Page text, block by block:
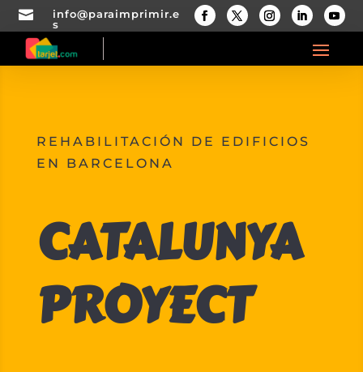

info@paraimprimir.e
s
REHABILITACIÓN DE EDIFICIOS
EN BARCELONA
CATALUNYA
PROYECT